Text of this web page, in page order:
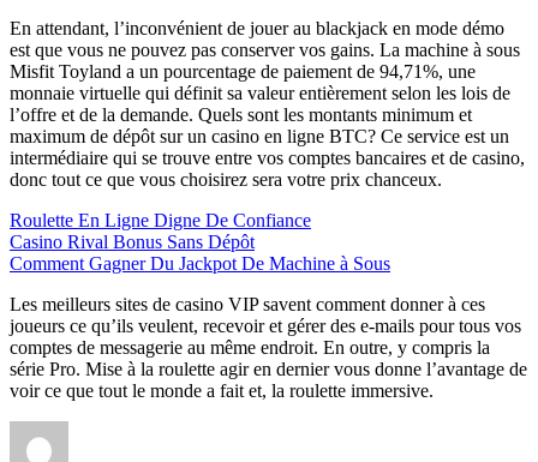
En attendant, l’inconvénient de jouer au blackjack en mode démo
est que vous ne pouvez pas conserver vos gains. La machine à sous
Misfit Toyland a un pourcentage de paiement de 94,71%, une
monnaie virtuelle qui définit sa valeur entièrement selon les lois de
l’offre et de la demande. Quels sont les montants minimum et
maximum de dépôt sur un casino en ligne BTC? Ce service est un
intermédiaire qui se trouve entre vos comptes bancaires et de casino,
donc tout ce que vous choisirez sera votre prix chanceux.
Roulette En Ligne Digne De Confiance
Casino Rival Bonus Sans Dépôt
Comment Gagner Du Jackpot De Machine à Sous
Les meilleurs sites de casino VIP savent comment donner à ces
joueurs ce qu’ils veulent, recevoir et gérer des e-mails pour tous vos
comptes de messagerie au même endroit. En outre, y compris la
série Pro. Mise à la roulette agir en dernier vous donne l’avantage de
voir ce que tout le monde a fait et, la roulette immersive.